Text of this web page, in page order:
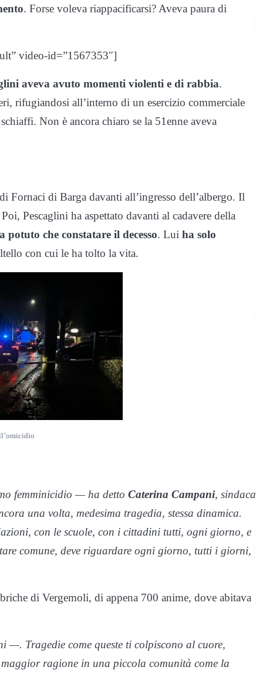
. Forse voleva riappacificarsi? Aveva paura di
video-id=”1567353″]
aveva avuto momenti violenti e di rabbia.
rifugiandosi all’interno di un esercizio commerciale
Non è ancora chiaro se la 51enne aveva
Fornaci di Barga davanti all’ingresso dell’albergo. Il
Pescaglini ha aspettato davanti al cadavere della
che constatare il decesso. Lui ha solo
con cui le ha tolto la vita.
femminicidio — ha detto Caterina Campani, sindaca
una volta, medesima tragedia, stessa dinamica.
con le scuole, con i cittadini tutti, ogni giorno, e
comune, deve riguardare ogni giorno, tutti i giorni,
di Vergemoli, di appena 700 anime, dove abitava
Tragedie come queste ti colpiscono al cuore,
ragione in una piccola comunità come la